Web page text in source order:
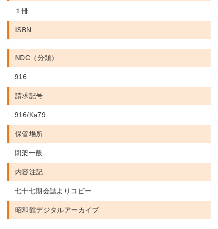
１冊
ISBN
NDC（分類）
916
請求記号
916/Ka79
保管場所
閉架一般
内容注記
七十七期会誌よりコピー
昭和館デジタルアーカイブ